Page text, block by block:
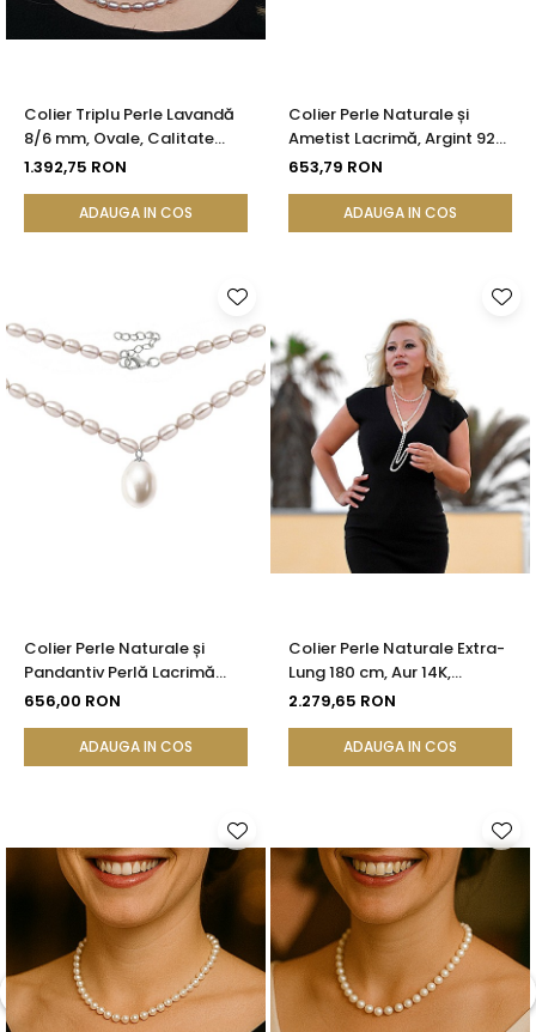
Colier Triplu Perle Lavandă
8/6 mm, Ovale, Calitate
AA+, Argint 925 | KASKADDA®
1.392,75 RON
ADAUGA IN COS
Colier Perle Naturale și
Ametist Lacrimă, Argint 925,
Model Princess | KASKADDA®
653,79 RON
ADAUGA IN COS
Colier Perle Naturale și
Pandantiv Perlă Lacrimă
Albă Rară, Argint 925, Model
656,00 RON
ADAUGA IN COS
Colier Perle Naturale Extra-
Lung 180 cm, Aur 14K,
Calitate AA+ | KASKADDA®
2.279,65 RON
ADAUGA IN COS